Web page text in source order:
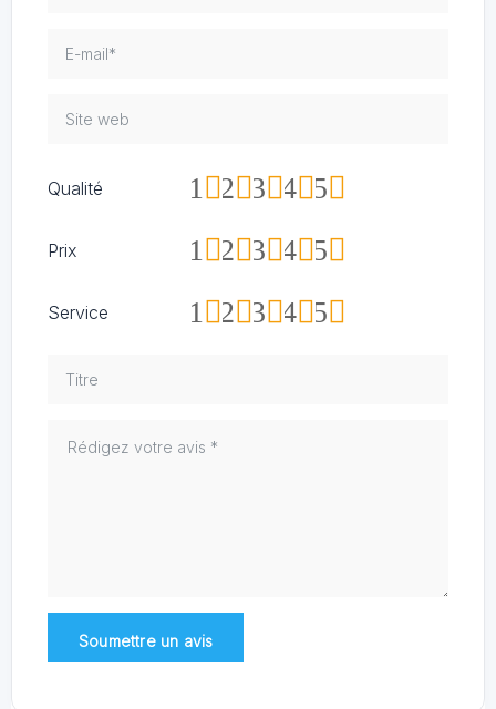
Qualité 5
4
3
2
1
Prix 5
4
3
2
1
Service 5
4
3
2
1